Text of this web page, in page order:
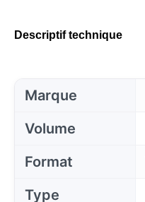
Descriptif technique
Marque
Volume
Format
Type